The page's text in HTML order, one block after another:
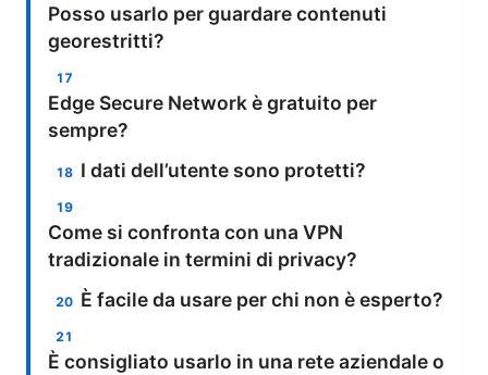
Posso usarlo per guardare contenuti
georestritti?
Edge Secure Network è gratuito per
sempre?
I dati dell’utente sono protetti?
Come si confronta con una VPN
tradizionale in termini di privacy?
È facile da usare per chi non è esperto?
È consigliato usarlo in una rete aziendale o